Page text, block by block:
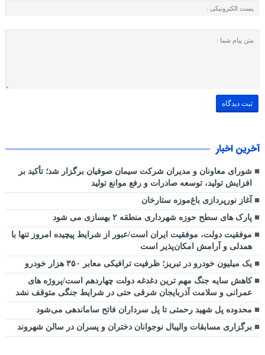
آخرین اخبار
شورای معاونان و مدیران شرکت سیمان صوفیان برگزار شد؛ تأکید بر
افزایش تولید، توسعه صادرات و رفع موانع تولید
آغاز نورپردازی باغ‌موزه ستارخان
پارک های سطح حوزه شهرداری منطقه ۲ بهسازی می شود
موفقیت دولت، موفقیت ایران است/عبور از شرایط پیچیده امروز تنها با
همدلی و آرامش امکان‌پذیر است
یک میلیون خودرو در تبریز؛ ظرفیت ترافیکی معابر ۳۵۰ هزار خودرو
کاهش سایه جنگ مهم ‌ترین دغدغه دولت چهاردهم است/پروژه ‌های
عمرانی و سلامت آذربایجان شرقی حتی در شرایط جنگی متوقف نشد
محدوده پل شهید رحمتی تا پل سرداران فاتح ساماندهی می‌شود
برگزاری مسابقات والیبال نوجوانان دختران و پسران در سالن شهروند